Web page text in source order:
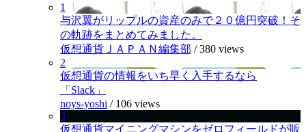
1
与沢翼がリップルの資産のみで２０億円突破！そ
の軌跡をまとめてみました。
仮想通貨ＪＡＰＡＮ編集部 /380 views
2
仮想通貨の情報をいち早く入手するなら
「Slack」
noys-yoshi / 106 views
3
仮想通貨マイニングマシンをゼロフィールドが販